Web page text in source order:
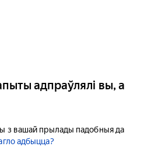
адпраўлялі вы, а
з вашай прылады падобныя да
адбыцца?